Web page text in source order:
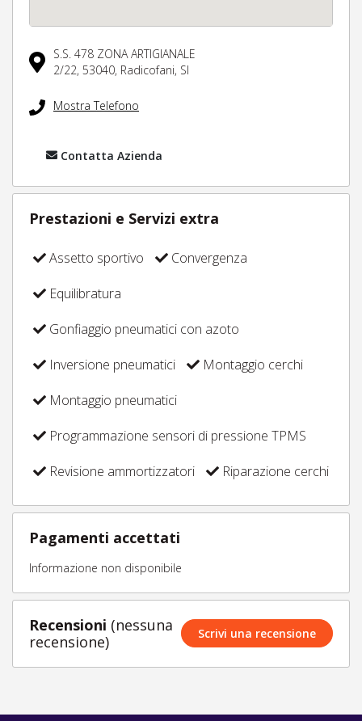
S.S. 478 ZONA ARTIGIANALE
2/22, 53040, Radicofani, SI
Mostra Telefono
Contatta Azienda
Prestazioni e Servizi extra
Assetto sportivo
Convergenza
Equilibratura
Gonfiaggio pneumatici con azoto
Inversione pneumatici
Montaggio cerchi
Montaggio pneumatici
Programmazione sensori di pressione TPMS
Revisione ammortizzatori
Riparazione cerchi
Pagamenti accettati
Informazione non disponibile
Recensioni (nessuna
recensione)
Scrivi una recensione